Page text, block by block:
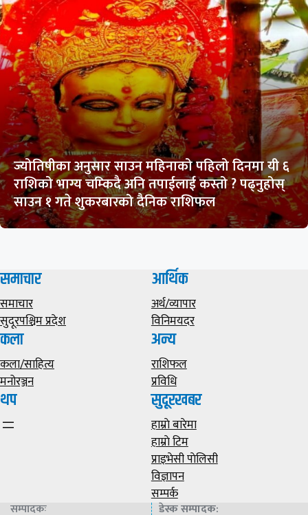
ज्योतिषीका अनुसार साउन महिनाको पहिलो दिनमा यी ६
राशिको भाग्य चम्किदै अनि तपाईलाई कस्तो ? पढ्नुहोस्
साउन १ गते शुकरबारको दैनिक राशिफल
समाचार
समाचार
सुदूरपश्चिम प्रदेश
आर्थिक
अर्थ/व्यापार
विनिमयदर
कला
कला/साहित्य
मनोरञ्जन
अन्य
राशिफल
प्रविधि
थप सुदूरखबर
हाम्राे बारेमा
हाम्राे टिम
प्राइभेसी पाेलिसी
विज्ञापन
सम्पर्क
सम्पादकः डेस्क सम्पादक: